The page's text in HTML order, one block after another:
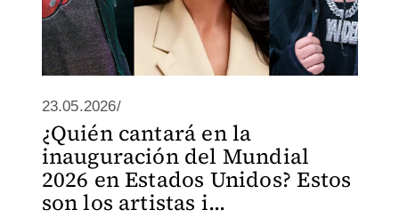
23.05.2026/
¿Quién cantará en la
inauguración del Mundial
2026 en Estados Unidos? Estos
son los artistas i...